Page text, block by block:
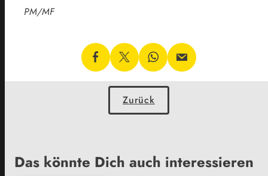
PM/MF
Zurück
Das könnte Dich auch interessieren